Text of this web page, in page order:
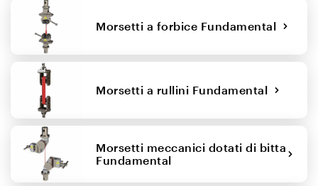
Morsetti a forbice Fundamental
Morsetti a rullini Fundamental
Morsetti meccanici dotati di bitta
Fundamental